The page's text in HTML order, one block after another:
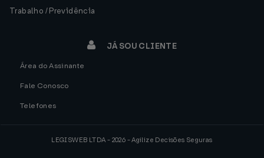
Trabalho / Previdência
JÁ SOU CLIENTE
Área do Assinante
Fale Conosco
Telefones
LEGISWEB LTDA - 2026 - Agilize Decisões Seguras